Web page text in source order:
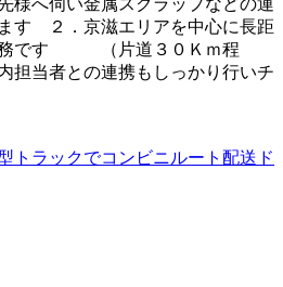
へ伺い金属スクラップなどの運
２．京滋エリアを中心に長距
務です （片道３０Ｋｍ程
担当者との連携もしっかり行いチ
ラックでコンビニルート配送ド